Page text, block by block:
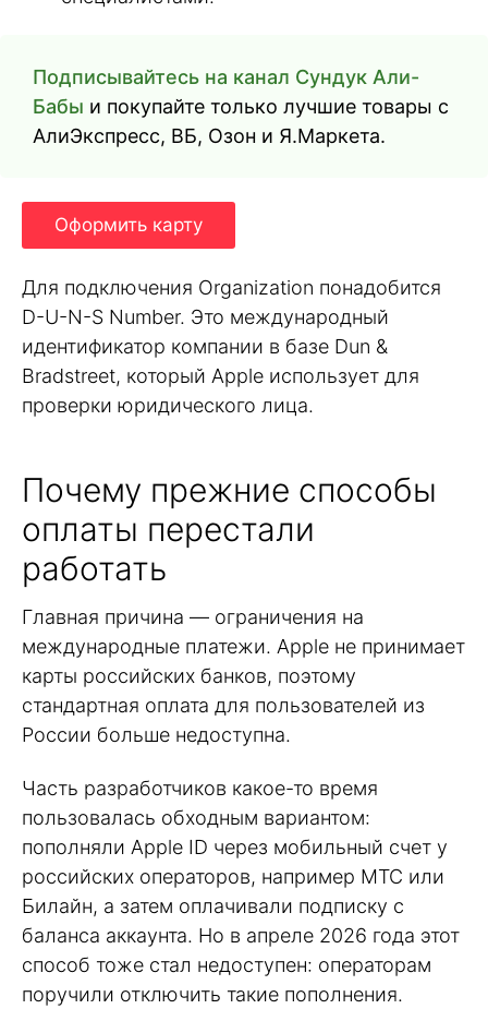
Подписывайтесь на канал Сундук Али-
Бабы и покупайте только лучшие товары с
АлиЭкспресс, ВБ, Озон и Я.Маркета.
Оформить карту
Для подключения Organization понадобится
D-U-N-S Number. Это международный
идентификатор компании в базе Dun &
Bradstreet, который Apple использует для
проверки юридического лица.
Почему прежние способы
оплаты перестали
работать
Главная причина — ограничения на
международные платежи. Apple не принимает
карты российских банков, поэтому
стандартная оплата для пользователей из
России больше недоступна.
Часть разработчиков какое-то время
пользовалась обходным вариантом:
пополняли Apple ID через мобильный счет у
российских операторов, например МТС или
Билайн, а затем оплачивали подписку с
баланса аккаунта. Но в апреле 2026 года этот
способ тоже стал недоступен: операторам
поручили отключить такие пополнения.